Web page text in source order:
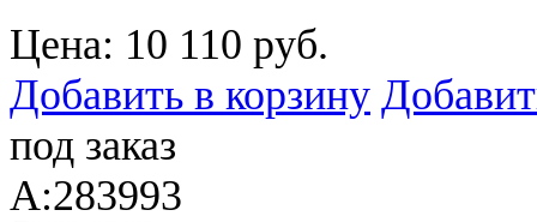
Цена: 10 110 руб.
Добавить в корзину
под заказ
A:283993